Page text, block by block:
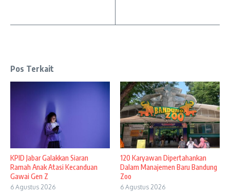
Pos Terkait
KPID Jabar Galakkan Siaran
Ramah Anak Atasi Kecanduan
Gawai Gen Z
6 Agustus 2026
120 Karyawan Dipertahankan
Dalam Manajemen Baru Bandung
Zoo
6 Agustus 2026